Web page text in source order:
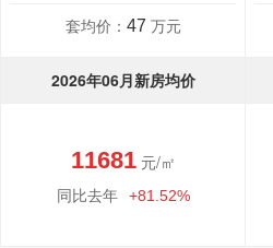
套均价： 47 万元
2026年06月新房均价
11681 元/㎡
同比去年
+81.52%